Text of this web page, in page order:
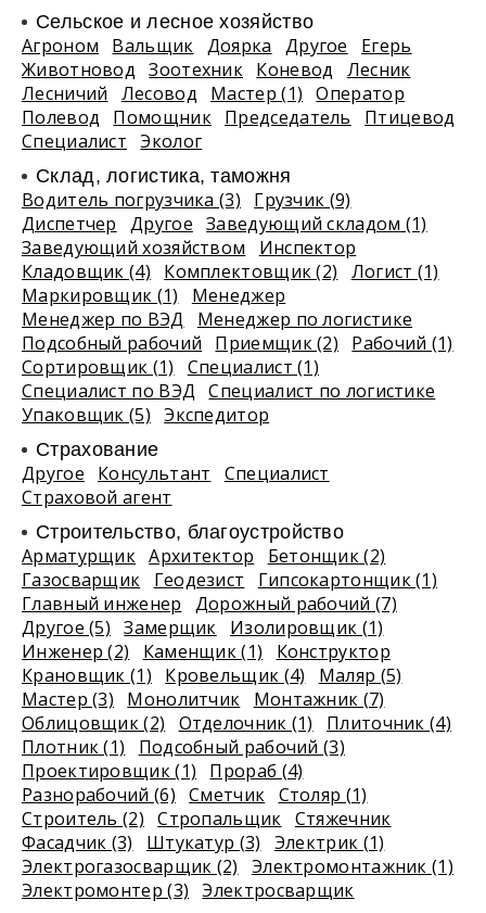
Сельское и лесное хозяйство
Агроном Вальщик Доярка Другое
Егерь
Животновод
Зоотехник Коневод
Лесник
Лесничий
Лесовод Мастер (1)
Оператор
Полевод
Помощник Председатель
Птицевод
Специалист
Эколог
Склад, логистика, таможня
Водитель погрузчика (3)
Грузчик (9)
Диспетчер
Другое Заведующий складом (1)
Заведующий хозяйством
Инспектор
Кладовщик (4)
Комплектовщик (2)
Логист (1)
Маркировщик (1)
Менеджер
Менеджер по ВЭД
Менеджер по логистике
Подсобный рабочий
Приемщик (2)
Рабочий (1)
Сортировщик (1)
Специалист (1)
Специалист по ВЭД
Специалист по логистике
Упаковщик (5)
Экспедитор
Страхование
Другое Консультант
Специалист
Страховой агент
Строительство, благоустройство
Арматурщик Архитектор
Бетонщик (2)
Газосварщик
Геодезист
Гипсокартонщик (1)
Главный инженер
Дорожный рабочий (7)
Другое (5)
Замерщик
Изолировщик (1)
Инженер (2)
Каменщик (1)
Конструктор
Крановщик (1)
Кровельщик (4)
Маляр (5)
Мастер (3)
Монолитчик
Монтажник (7)
Облицовщик (2)
Отделочник (1)
Плиточник (4)
Плотник (1)
Подсобный рабочий (3)
Проектировщик (1)
Прораб (4)
Разнорабочий (6) Сметчик Столяр (1)
Строитель (2)
Стропальщик Стяжечник
Фасадчик (3)
Штукатур (3)
Электрик (1)
Электрогазосварщик (2)
Электромонтажник (1)
Электромонтер (3)
Электросварщик